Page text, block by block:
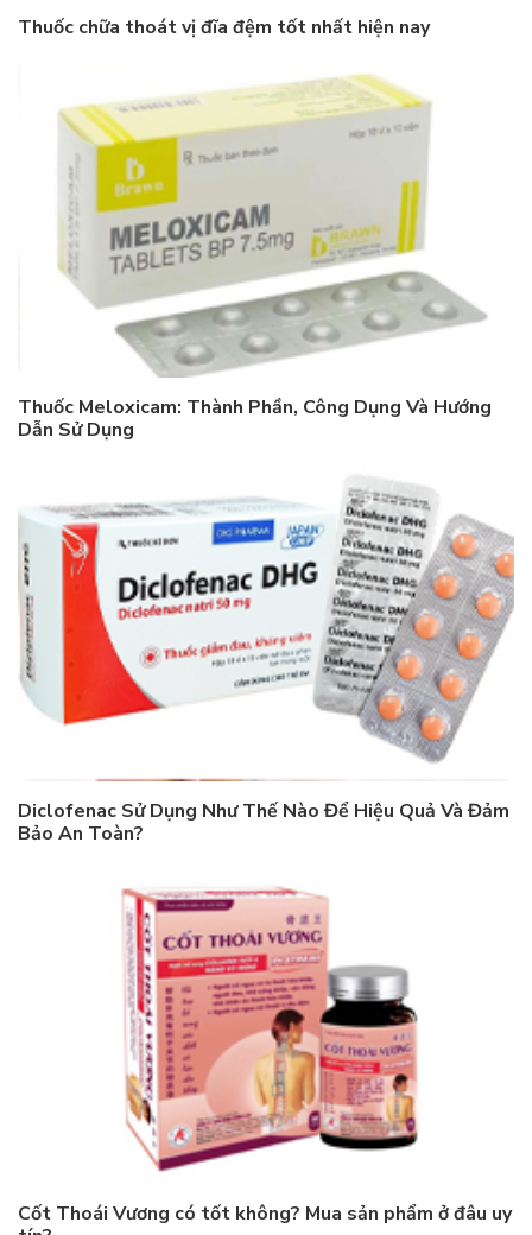
Thuốc chữa thoát vị đĩa đệm tốt nhất hiện nay
Thuốc Meloxicam: Thành Phần, Công Dụng Và Hướng
Dẫn Sử Dụng
Diclofenac Sử Dụng Như Thế Nào Để Hiệu Quả Và Đảm
Bảo An Toàn?
Cốt Thoái Vương có tốt không? Mua sản phẩm ở đâu uy